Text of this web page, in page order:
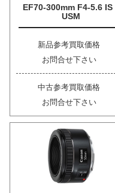
EF70-300mm F4-5.6 IS
USM
新品参考買取価格
お問合せ下さい
中古参考買取価格
お問合せ下さい